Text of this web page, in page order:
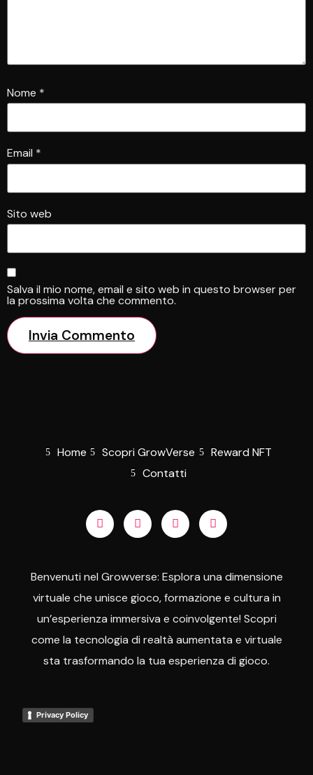
Nome *
Email *
Sito web
Salva il mio nome, email e sito web in questo browser per
la prossima volta che commento.
Home Scopri GrowVerse
Reward NFT
Contatti
Benvenuti nel Growverse: Esplora una dimensione
virtuale che unisce gioco, formazione e cultura in
un’esperienza immersiva e coinvolgente! Scopri
come la tecnologia di realtà aumentata e virtuale
sta trasformando la tua esperienza di gioco.
Privacy Policy